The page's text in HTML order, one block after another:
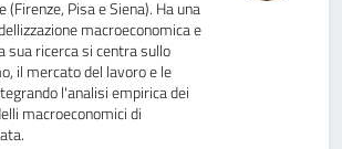
Pisa e Siena). Ha una
macroeconomica e
sua ricerca si centra sullo
il mercato del lavoro e le
l'analisi empirica dei
macroeconomici di